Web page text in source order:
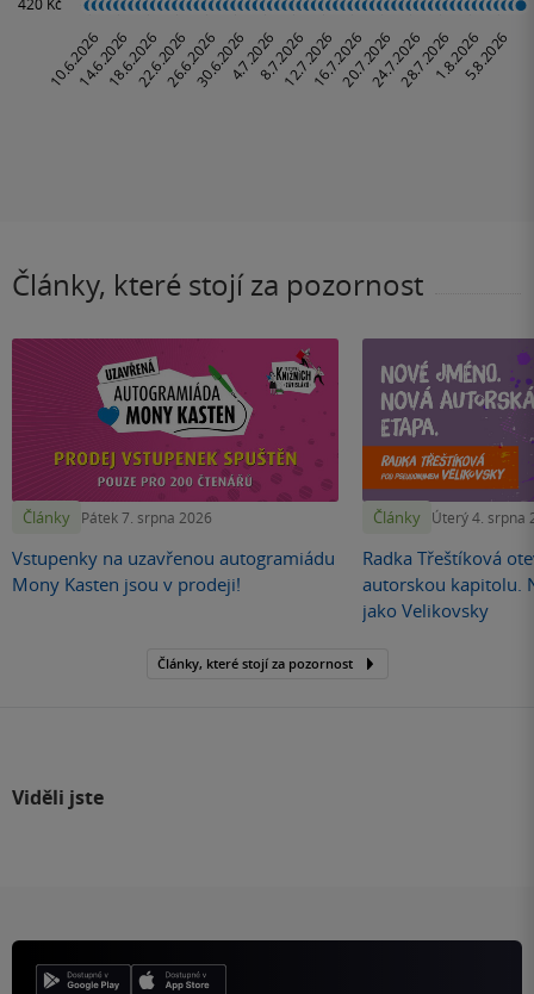
Články, které stojí za pozornost
Články Pátek 7. srpna 2026
Vstupenky na uzavřenou autogramiádu
Mony Kasten jsou v prodeji!
Články Úterý 4. srpna
Radka Třeštíková
autorskou kapitolu.
jako Velikovsky
Články, které stojí za pozornost
Viděli jste